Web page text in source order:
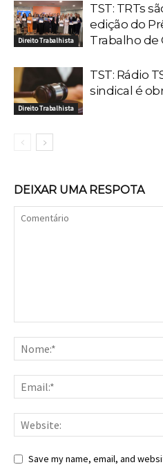
Direito Trabalhista
TST: TRTs
edição do
Trabalho de
Direito Trabalhista
TST: Rádio
sindical é
DEIXAR UMA RESPOTA
Save my name, email, and